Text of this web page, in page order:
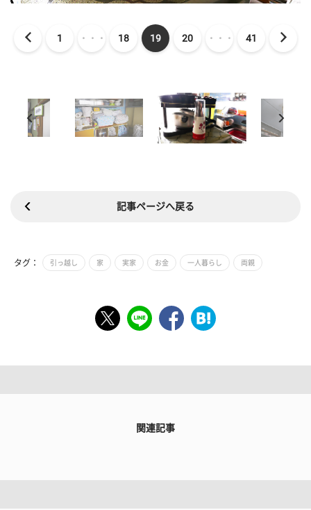
1 ・・・ 18 19 20 ・・・ 41
記事ページへ戻る
タグ： 引っ越し 家 実家 お金 一人暮らし 両親
関連記事